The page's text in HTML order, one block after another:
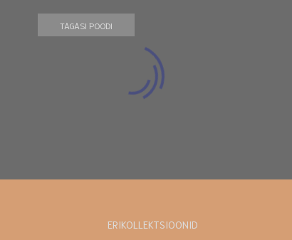
TAGASI POODI
ERIKOLLEKTSIOONID